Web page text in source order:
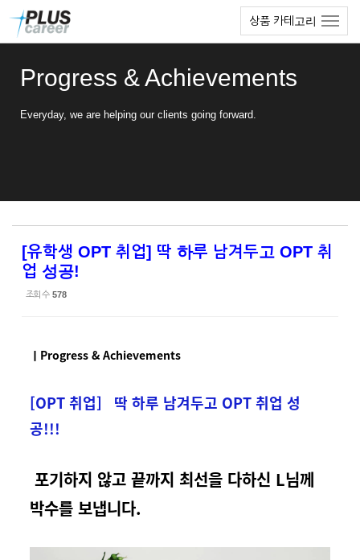
상품 카테고리
Progress & Achievements
Everyday, we are helping our clients going forward.
[유학생 OPT 취업] 딱 하루 남겨두고 OPT 취
업 성공!
조회 수 578
ㅣProgress & Achievements
[OPT 취업] 딱 하루 남겨두고 OPT 취업 성
공!!!
포기하지 않고 끝까지 최선을 다하신 L님께
박수를 보냅니다.